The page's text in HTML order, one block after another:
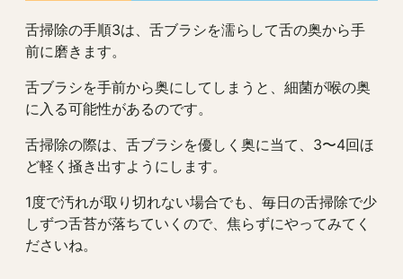
舌掃除の手順3は、舌ブラシを濡らして舌の奥から手
前に磨きます。
舌ブラシを手前から奥にしてしまうと、細菌が喉の奥
に入る可能性があるのです。
舌掃除の際は、舌ブラシを優しく奥に当て、3〜4回ほ
ど軽く掻き出すようにします。
1度で汚れが取り切れない場合でも、毎日の舌掃除で少
しずつ舌苔が落ちていくので、焦らずにやってみてく
ださいね。